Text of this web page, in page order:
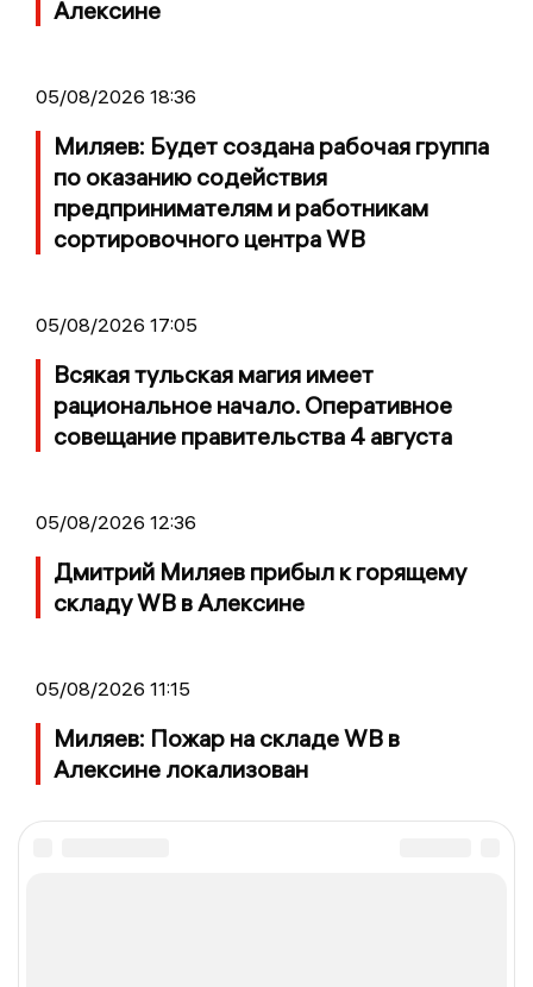
Алексине
05/08/2026 18:36
Миляев: Будет создана рабочая группа
по оказанию содействия
предпринимателям и работникам
сортировочного центра WB
05/08/2026 17:05
Всякая тульская магия имеет
рациональное начало. Оперативное
совещание правительства 4 августа
05/08/2026 12:36
Дмитрий Миляев прибыл к горящему
складу WB в Алексине
05/08/2026 11:15
Миляев: Пожар на складе WB в
Алексине локализован